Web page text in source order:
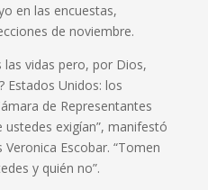
en las encuestas,
de noviembre.
vidas pero, por Dios,
Estados Unidos: los
de Representantes
exigían”, manifestó
Escobar. “Tomen
y quién no”.